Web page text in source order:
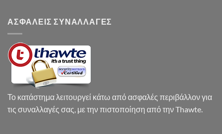
ΑΣΦΑΛΕΙΣ ΣΥΝΑΛΛΑΓΕΣ
Το κατάστημα λειτουργεί κάτω από ασφαλές περιβάλλον για
τις συναλλαγές σας, με την πιστοποίηση από την Thawte.